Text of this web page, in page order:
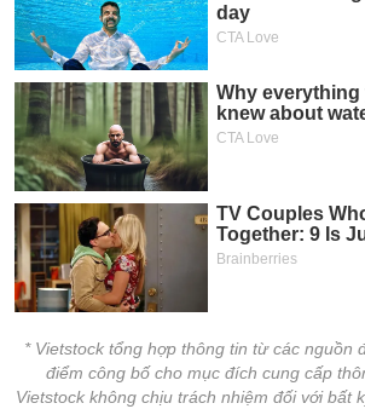
* Vietstock tổng hợp thông tin từ các nguồn
điểm công bố cho mục đích cung cấp
Vietstock không chịu trách nhiệm đối với bất